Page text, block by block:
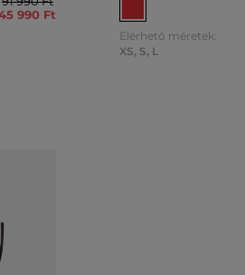
990 Ft
Elérhető méretek:
XS, S, L